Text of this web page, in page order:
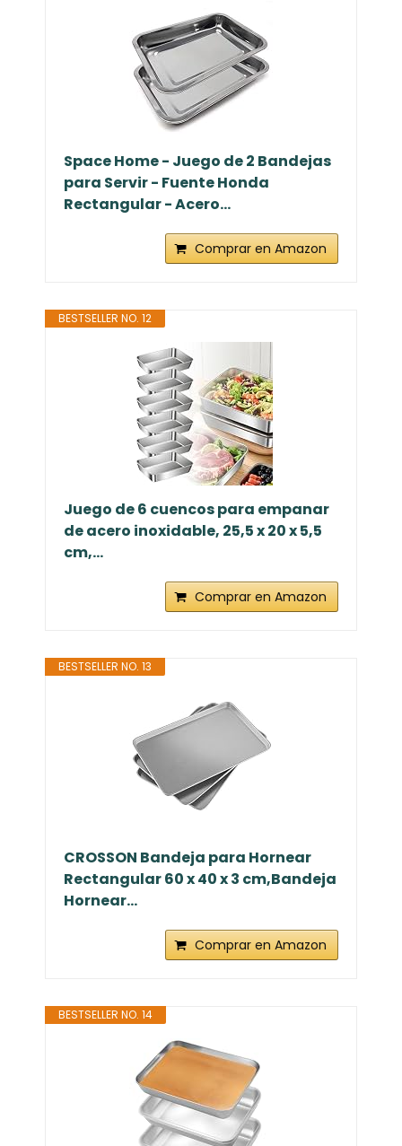
Space Home - Juego de 2 Bandejas
para Servir - Fuente Honda
Rectangular - Acero...
Comprar en Amazon
BESTSELLER NO. 12
Juego de 6 cuencos para empanar
de acero inoxidable, 25,5 x 20 x 5,5
cm,...
Comprar en Amazon
BESTSELLER NO. 13
CROSSON Bandeja para Hornear
Rectangular 60 x 40 x 3 cm,Bandeja
Hornear...
Comprar en Amazon
BESTSELLER NO. 14